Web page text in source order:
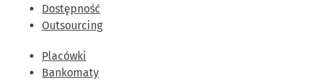
Dostępność
Outsourcing
Placówki
Bankomaty